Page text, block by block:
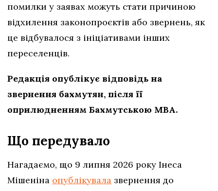
помилки у заявах можуть стати причиною
відхилення законопроєктів або звернень, як
це відбувалося з ініціативами інших
переселенців.
Редакція опублікує відповідь на
звернення бахмутян, після її
оприлюдненням Бахмутською МВА.
Що передувало
Нагадаємо, що 9 липня 2026 року Інеса
Мішеніна опублікувала звернення до